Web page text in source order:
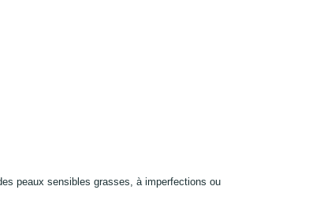
peaux sensibles grasses, à imperfections ou